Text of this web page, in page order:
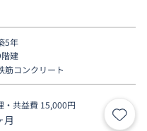
5年
建
筋コンクリート
・共益費 15,000円
月 お気